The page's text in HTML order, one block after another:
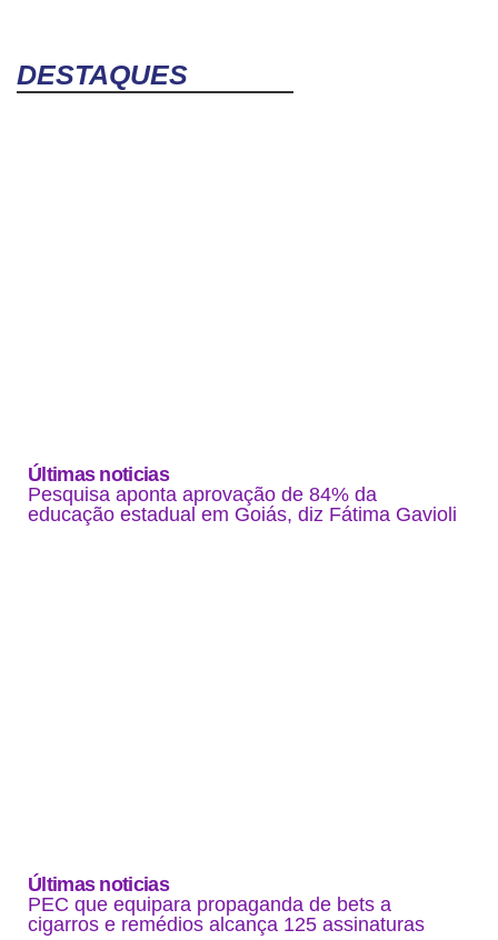
DESTAQUES
Últimas noticias
Pesquisa aponta aprovação de 84% da
educação estadual em Goiás, diz Fátima Gavioli
Últimas noticias
PEC que equipara propaganda de bets a
cigarros e remédios alcança 125 assinaturas